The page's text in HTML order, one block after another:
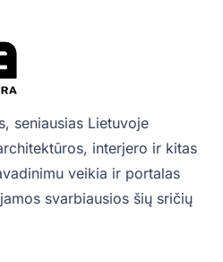
seniausias Lietuvoje
interjero ir kitas
veikia ir portalas
svarbiausios šių sričių